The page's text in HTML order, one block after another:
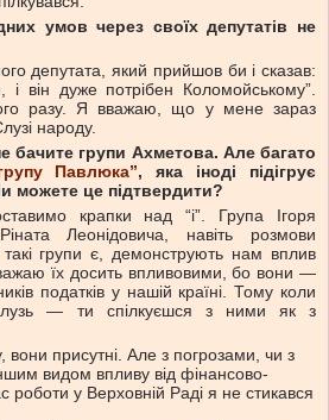
умов через своїх депутатів не
депутата, який прийшов би і сказав:
він дуже потрібен Коломойському”.
разу. Я вважаю, що у мене зараз
народу.
бачите групи Ахметова. Але багато
Павлюка”, яка іноді підігрує
можете це підтвердити?
крапки над “i”. Група Ігоря
Леонідовича, навіть розмови
групи є, демонструють нам вплив
їх досить впливовими, бо вони —
податків у нашій країні. Тому коли
— ти спілкуєшся з ними як з
вони присутні. Але з погрозами, чи з
видом впливу від фінансово-
роботи у Верховній Раді я не стикався